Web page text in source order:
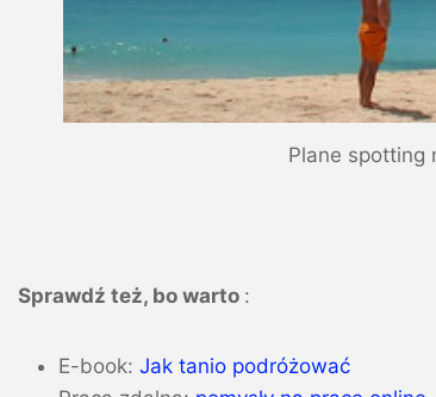
Plane spotting
Sprawdź też, bo warto :
E-book: Jak tanio podróżować